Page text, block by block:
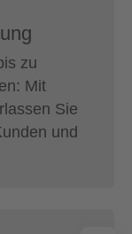
zu
Mit
Sie
und